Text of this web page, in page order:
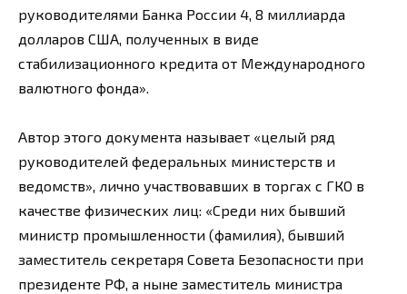
руководителями Банка России 4, 8 миллиарда
долларов США, полученных в виде
стабилизационного кредита от Международного
валютного фонда».
Автор этого документа называет «целый ряд
руководителей федеральных министерств и
ведомств», лично участвовавших в торгах с ГКО в
качестве физических лиц: «Среди них бывший
министр промышленности (фамилия), бывший
заместитель секретаря Совета Безопасности при
президенте РФ, а ныне заместитель министра